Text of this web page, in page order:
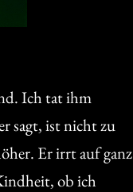
Ich tat ihm
sagt, ist nicht zu
Er irrt auf ganz
ob ich